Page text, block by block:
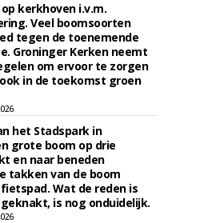
kerkhoven i.v.m.
Veel boomsoorten
tegen de toenemende
Groninger Kerken neemt
om ervoor te zorgen
in de toekomst groen
het Stadspark in
grote boom op drie
en naar beneden
takken van de boom
Wat de reden is
is nog onduidelijk.